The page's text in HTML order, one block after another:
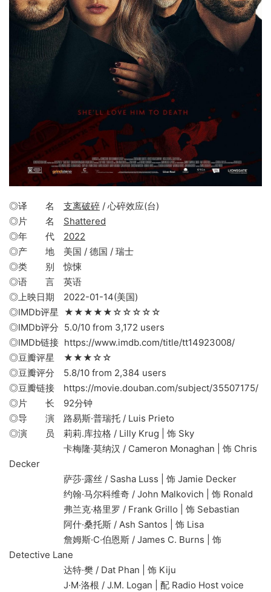
◎译 名 支离破碎 / 心碎效应(台)
◎片 名 Shattered
◎年 代 2022
◎产 地 美国 / 德国 / 瑞士
◎类 别 惊悚
◎语 言 英语
◎上映日期 2022-01-14(美国)
◎IMDb评星 ★★★★★☆☆☆☆☆
◎IMDb评分 5.0/10 from 3,172 users
◎IMDb链接 https://www.imdb.com/title/tt14923008/
◎豆瓣评星 ★★★☆☆
◎豆瓣评分 5.8/10 from 2,384 users
◎豆瓣链接 https://movie.douban.com/subject/35507175/
◎片 长 92分钟
◎导 演 路易斯·普瑞托 / Luis Prieto
◎演 员 莉莉.库拉格 / Lilly Krug | 饰 Sky
卡梅隆·莫纳汉 / Cameron Monaghan | 饰 Chris
Decker
萨莎·露丝 / Sasha Luss | 饰 Jamie Decker
约翰·马尔科维奇 / John Malkovich | 饰 Ronald
弗兰克·格里罗 / Frank Grillo | 饰 Sebastian
阿什·桑托斯 / Ash Santos | 饰 Lisa
詹姆斯·C·伯恩斯 / James C. Burns | 饰
Detective Lane
达特·樊 / Dat Phan | 饰 Kiju
J·M·洛根 / J.M. Logan | 配 Radio Host voice